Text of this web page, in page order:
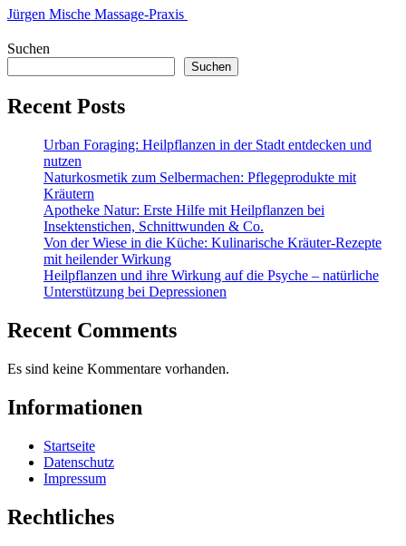
Jürgen Mische Massage-Praxis
Suchen
Suchen
Recent Posts
Urban Foraging: Heilpflanzen in der Stadt entdecken und
nutzen
Naturkosmetik zum Selbermachen: Pflegeprodukte mit
Kräutern
Apotheke Natur: Erste Hilfe mit Heilpflanzen bei
Insektenstichen, Schnittwunden & Co.
Von der Wiese in die Küche: Kulinarische Kräuter-Rezepte
mit heilender Wirkung
Heilpflanzen und ihre Wirkung auf die Psyche – natürliche
Unterstützung bei Depressionen
Recent Comments
Es sind keine Kommentare vorhanden.
Informationen
Startseite
Datenschutz
Impressum
Rechtliches